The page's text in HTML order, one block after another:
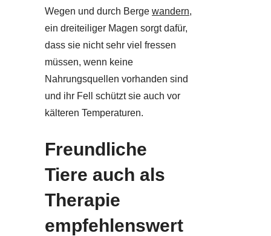
Wegen und durch Berge wandern,
ein dreiteiliger Magen sorgt dafür,
dass sie nicht sehr viel fressen
müssen, wenn keine
Nahrungsquellen vorhanden sind
und ihr Fell schützt sie auch vor
kälteren Temperaturen.
Freundliche
Tiere auch als
Therapie
empfehlenswert